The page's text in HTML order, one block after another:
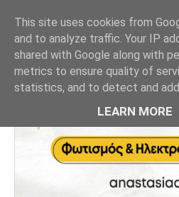
This site uses cookies from
and to analyze traffic. Your IP
shared with Google along with
metrics to ensure quality of
statistics, and to detect and
LEARN MORE